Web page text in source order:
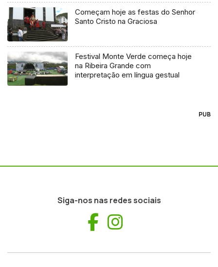
Começam hoje as festas do Senhor
Santo Cristo na Graciosa
Festival Monte Verde começa hoje
na Ribeira Grande com
interpretação em língua gestual
PUB
Siga-nos nas redes sociais
Facebook